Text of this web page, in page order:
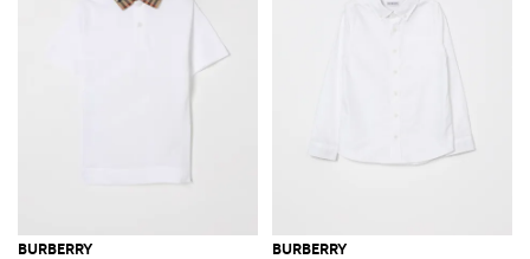
BURBERRY BURBERRY